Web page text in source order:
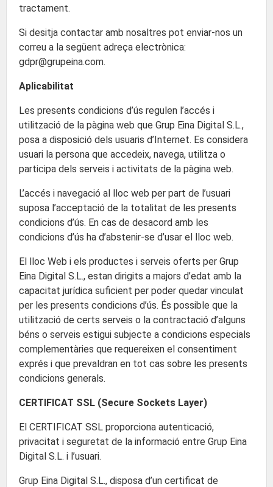
tractament.
Si desitja contactar amb nosaltres pot enviar-nos un
correu a la següent adreça electrònica:
gdpr@grupeina.com.
Aplicabilitat
Les presents condicions d’ús regulen l’accés i
utilització de la pàgina web que Grup Eina Digital S.L.,
posa a disposició dels usuaris d’Internet. Es considera
usuari la persona que accedeix, navega, utilitza o
participa dels serveis i activitats de la pàgina web.
L’accés i navegació al lloc web per part de l’usuari
suposa l’acceptació de la totalitat de les presents
condicions d’ús. En cas de desacord amb les
condicions d’ús ha d’abstenir-se d’usar el lloc web.
El lloc Web i els productes i serveis oferts per Grup
Eina Digital S.L., estan dirigits a majors d’edat amb la
capacitat jurídica suficient per poder quedar vinculat
per les presents condicions d’ús. És possible que la
utilització de certs serveis o la contractació d’alguns
béns o serveis estigui subjecte a condicions especials
complementàries que requereixen el consentiment
exprés i que prevaldran en tot cas sobre les presents
condicions generals.
CERTIFICAT SSL (Secure Sockets Layer)
El CERTIFICAT SSL proporciona autenticació,
privacitat i seguretat de la informació entre Grup Eina
Digital S.L. i l’usuari.
Grup Eina Digital S.L., disposa d’un certificat de